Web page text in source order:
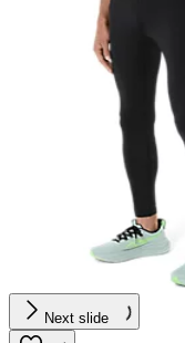
Next slide